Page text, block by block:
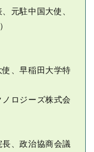
元駐中国大使、
、早稲田大学特
ロジーズ株式会
、政治協商会議